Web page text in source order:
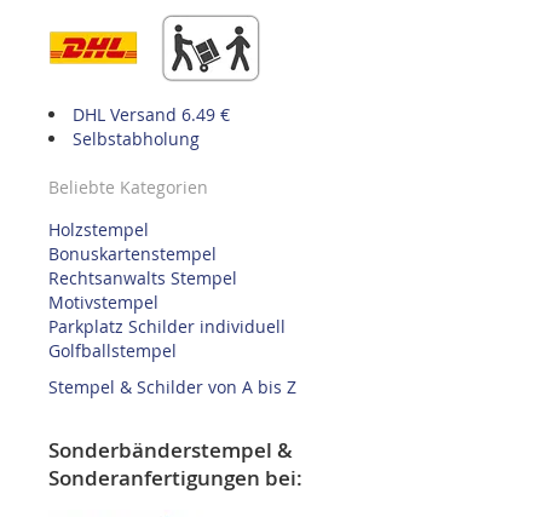
DHL Versand 6.49 €
Selbstabholung
Beliebte Kategorien
Holzstempel
Bonuskartenstempel
Rechtsanwalts Stempel
Motivstempel
Parkplatz Schilder individuell
Golfballstempel
Stempel & Schilder von A bis Z
Sonderbänderstempel &
Sonderanfertigungen bei: